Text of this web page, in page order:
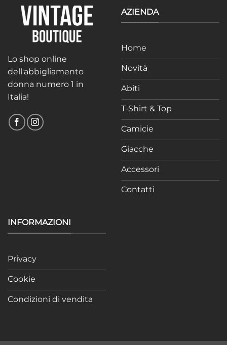
Lo shop online
dell'abbigliamento
donna numero 1 in
Italia!
AZIENDA
Home
Novità
Abiti
T-Shirt & Top
Camicie
Giacche
Accessori
Contatti
INFORMAZIONI
Privacy
Cookie
Condizioni di vendita